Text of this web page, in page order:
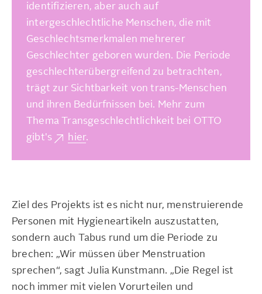
identifizieren, aber auch auf
intergeschlechtliche Menschen, die mit
Geschlechtsmerkmalen mehrerer
Geschlechter geboren wurden. Die Periode
geschlechterübergreifend zu betrachten,
trägt zur Sichtbarkeit von trans-Menschen
und ihren Bedürfnissen bei. Mehr zum
Thema Transgeschlechtlichkeit bei OTTO
gibt's
hier.
Ziel des Projekts ist es nicht nur, menstruierende
Personen mit Hygieneartikeln auszustatten,
sondern auch Tabus rund um die Periode zu
brechen: „Wir müssen über Menstruation
sprechen“, sagt Julia Kunstmann. „Die Regel ist
noch immer mit vielen Vorurteilen und